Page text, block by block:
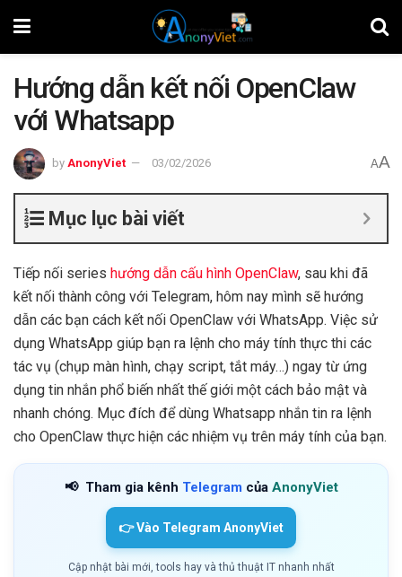
Hướng dẫn kết nối OpenClaw
với Whatsapp
by AnonyViet 03/02/2026 AA
Mục lục bài viết
Tiếp nối series hướng dẫn cấu hình OpenClaw, sau khi đã
kết nối thành công với Telegram, hôm nay mình sẽ hướng
dẫn các bạn cách kết nối OpenClaw với WhatsApp. Việc sử
dụng WhatsApp giúp bạn ra lệnh cho máy tính thực thi các
tác vụ (chụp màn hình, chạy script, tắt máy…) ngay từ ứng
dụng tin nhắn phổ biến nhất thế giới một cách bảo mật và
nhanh chóng. Mục đích để dùng Whatsapp nhắn tin ra lệnh
cho OpenClaw thực hiện các nhiệm vụ trên máy tính của bạn.
📢 Tham gia kênh Telegram của AnonyViet
👉 Vào Telegram AnonyViet
Cập nhật bài mới, tools hay và thủ thuật IT nhanh nhất